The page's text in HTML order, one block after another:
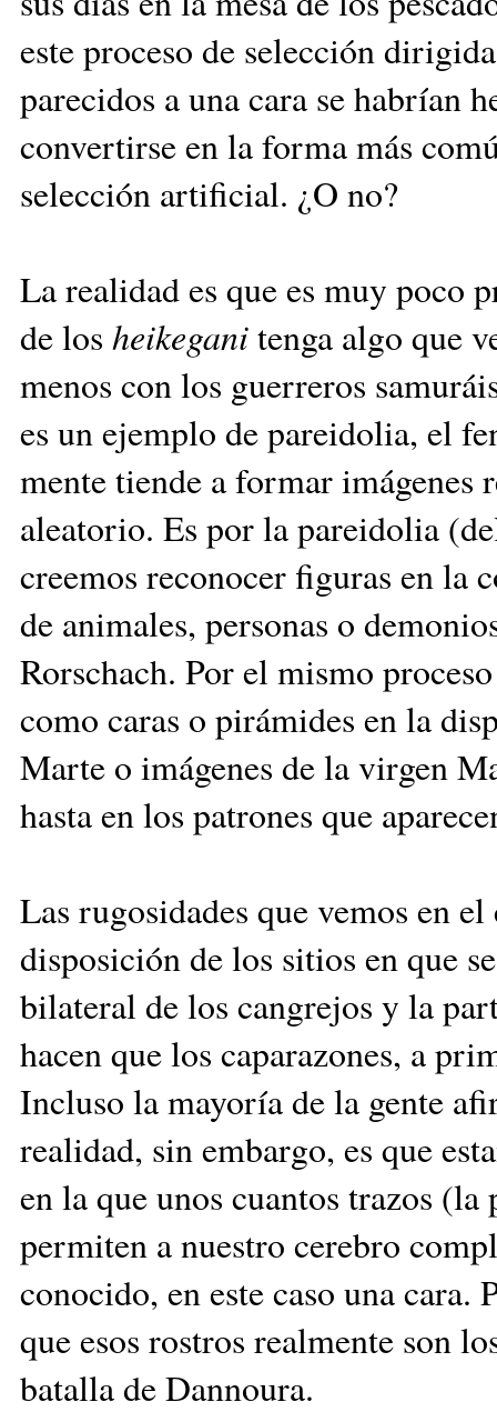
este proceso de selección
parecidos a una cara se habrían
convertirse en la forma más
selección artificial. ¿O no?
La realidad es que es muy poco
de los heikeganitenga algo que
menos con los guerreros
es un ejemplo de pareidolia, el
mente tiende a formar
aleatorio. Es por la pareidolia
creemos reconocer figuras en la
de animales, personas o
Rorschach. Por el mismo
como caras o pirámides en la
Marte o imágenes de la virgen
hasta en los patrones que
Las rugosidades que vemos en
disposición de los sitios en que
bilateral de los cangrejos y la
hacen que los caparazones, a
Incluso la mayoría de la gente
realidad, sin embargo, es que
en la que unos cuantos trazos
permiten a nuestro cerebro
conocido, en este caso una
que esos rostros realmente son
batalla de Dannoura.